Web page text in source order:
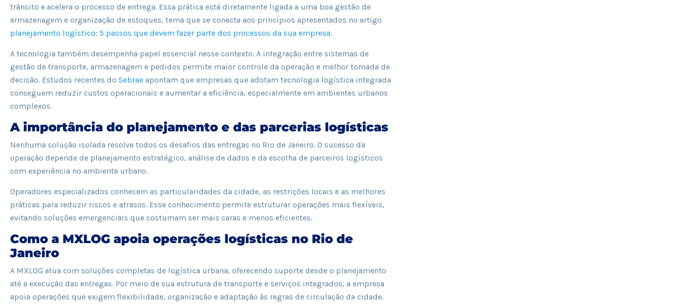
trânsito e acelera o processo de entrega. Essa prática está diretamente ligada a uma boa gestão de
armazenagem e organização de estoques, tema que se conecta aos princípios apresentados no artigo
planejamento logístico: 5 passos que devem fazer parte dos processos da sua empresa.
A tecnologia também desempenha papel essencial nesse contexto. A integração entre sistemas de
gestão de transporte, armazenagem e pedidos permite maior controle da operação e melhor tomada de
decisão. Estudos recentes do Sebrae apontam que empresas que adotam tecnologia logística integrada
conseguem reduzir custos operacionais e aumentar a eficiência, especialmente em ambientes urbanos
complexos.
A importância do planejamento e das parcerias logísticas
Nenhuma solução isolada resolve todos os desafios das entregas no Rio de Janeiro. O sucesso da
operação depende de planejamento estratégico, análise de dados e da escolha de parceiros logísticos
com experiência no ambiente urbano.
Operadores especializados conhecem as particularidades da cidade, as restrições locais e as melhores
práticas para reduzir riscos e atrasos. Esse conhecimento permite estruturar operações mais flexíveis,
evitando soluções emergenciais que costumam ser mais caras e menos eficientes.
Como a MXLOG apoia operações logísticas no Rio de
Janeiro
A MXLOG atua com soluções completas de logística urbana, oferecendo suporte desde o planejamento
até a execução das entregas. Por meio de sua estrutura de transporte e serviços integrados, a empresa
apoia operações que exigem flexibilidade, organização e adaptação às regras de circulação da cidade.